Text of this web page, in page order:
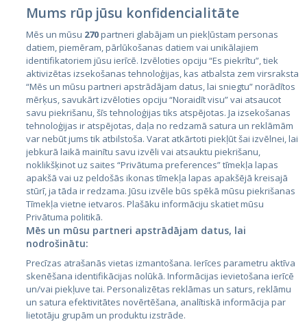
Valstis
Igaunija
Latvija
Lietuva
City24.lv
City24.ee
GetaPro.lv
GetaPro.ee
CVbankas.lt
Kainos.lt
Paslaugos.lt
auto24.ee
Mums rūp jūsu konfidencialitāte
Mēs un mūsu 270partneri glabājam un piekļūstam personas
datiem, piemēram, pārlūkošanas datiem vai unikālajiem
identifikatoriem jūsu ierīcē. Izvēloties opciju “Es piekrītu”, tiek
aktivizētas izsekošanas tehnoloģijas, kas atbalsta zem virsraksta
“Mēs un mūsu partneri apstrādājam datus, lai sniegtu” norādītos
mērķus, savukārt izvēloties opciju “Noraidīt visu” vai atsaucot
savu piekrišanu, šīs tehnoloģijas tiks atspējotas. Ja izsekošanas
tehnoloģijas ir atspējotas, daļa no redzamā satura un reklāmām
var nebūt jums tik atbilstoša. Varat atkārtoti piekļūt šai izvēlnei, lai
jebkurā laikā mainītu savu izvēli vai atsauktu piekrišanu,
noklikšķinot uz saites “Privātuma preferences” tīmekļa lapas
apakšā vai uz peldošās ikonas tīmekļa lapas apakšējā kreisajā
stūrī, ja tāda ir redzama. Jūsu izvēle būs spēkā mūsu piekrišanas
Tīmekļa vietne ietvaros. Plašāku informāciju skatiet mūsu
Privātuma politikā.
Mēs un mūsu partneri apstrādājam datus, lai
nodrošinātu:
Precīzas atrašanās vietas izmantošana. Ierīces parametru aktīva
skenēšana identifikācijas nolūkā. Informācijas ievietošana ierīcē
un/vai piekļuve tai. Personalizētas reklāmas un saturs, reklāmu
un satura efektivitātes novērtēšana, analītiskā informācija par
lietotāju grupām un produktu izstrāde.